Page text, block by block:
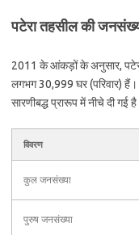
पटेरा तहसील की
2011 के आंकड़ों के अनुसार,
लगभग 30,999 घर (परिवार)
सारणीबद्ध प्रारूप में नीचे दी गई
विवरण
कुल जनसंख्या
पुरुष जनसंख्या